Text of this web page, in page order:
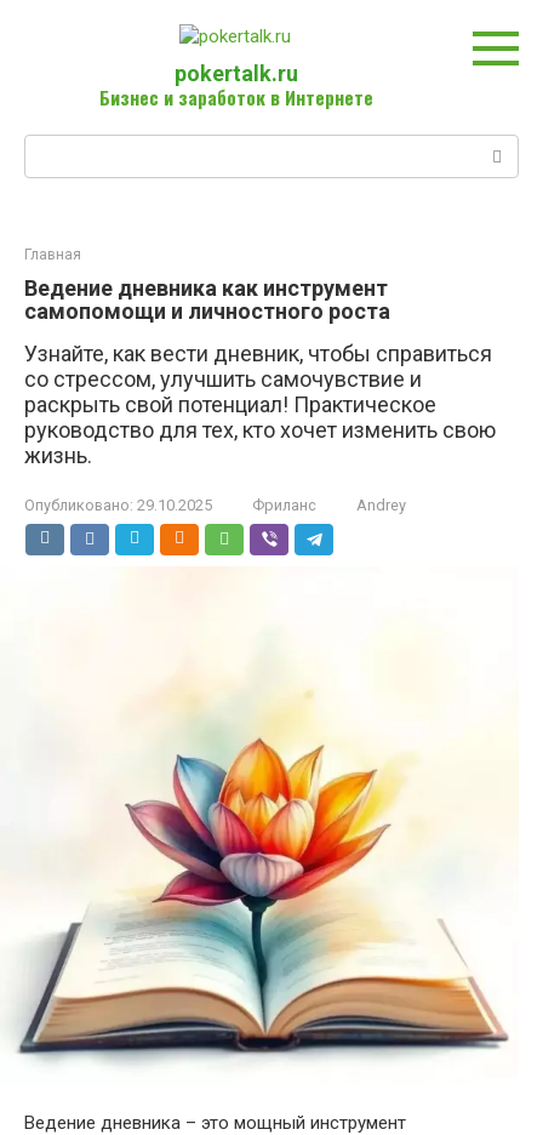
pokertalk.ru
Бизнес и заработок в Интернете
Главная
Ведение дневника как инструмент
самопомощи и личностного роста
Узнайте, как вести дневник, чтобы справиться
со стрессом, улучшить самочувствие и
раскрыть свой потенциал! Практическое
руководство для тех, кто хочет изменить свою
жизнь.
Опубликовано: 29.10.2025 Фриланс Andrey
Ведение дневника – это мощный инструмент